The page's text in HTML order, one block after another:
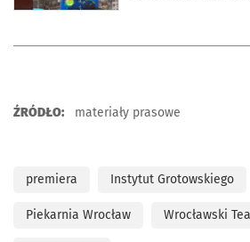
ŹRÓDŁO: materiały prasowe
premiera Instytut Grotowskiego
Piekarnia Wrocław Wrocławski